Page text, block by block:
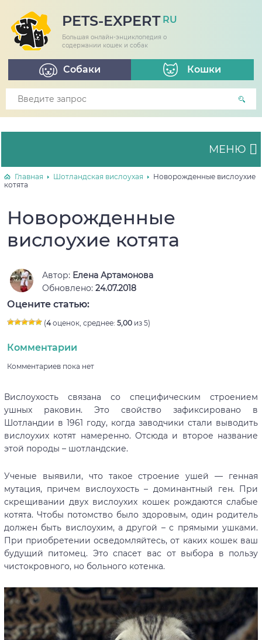
PETS-EXPERT RU
Большая онлайн-энциклопедия о
содержании кошек и собак
Собаки Кошки
МЕНЮ
Главная Шотландская вислоухая
Новорожденные вислоухие
котята
Новорожденные
вислоухие котята
Автор: Елена Артамонова
Обновлено: 24.07.2018
Оцените статью:
(4оценок, среднее: 5,00из 5)
Комментарии
Комментариев пока нет
Вислоухость связана со специфическим строением
ушных раковин. Это свойство зафиксировано в
Шотландии в 1961 году, когда заводчики стали выводить
вислоухих котят намеренно. Отсюда и второе название
этой породы – шотландские.
Ученые выявили, что такое строение ушей — генная
мутация, причем вислоухость – доминантный ген. При
скрещивании двух вислоухих кошек рождаются слабые
котята. Чтобы потомство было здоровым, один родитель
должен быть вислоухим, а другой – с прямыми ушками.
При приобретении осведомляйтесь, от каких кошек ваш
будущий питомец. Это спасет вас от выбора в пользу
чистокровного, но больного котенка.